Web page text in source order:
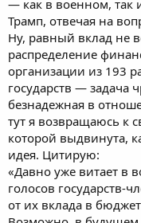
— как в военном, так
Трамп, отвечая на
Ну, равный вклад не
распределение
организации из 193
государств — задача
безнадежная в
тут я возвращаюсь к
которой выдвинута,
идея. Цитирую:
«Давно уже витает в
голосов государств-
от их вклада в